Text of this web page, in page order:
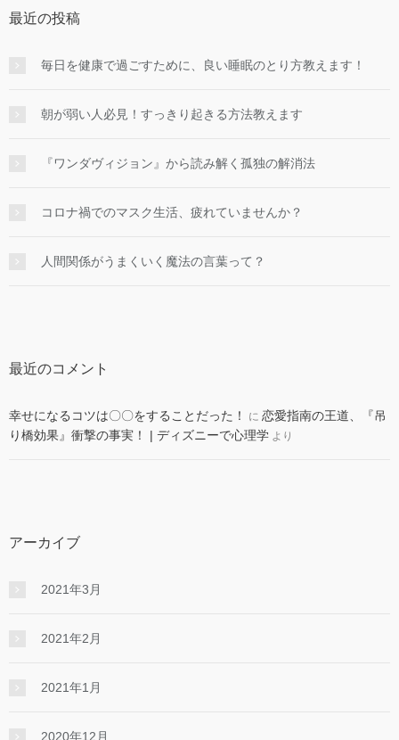
最近の投稿
毎日を健康で過ごすために、良い睡眠のとり方教えます！
朝が弱い人必見！すっきり起きる方法教えます
『ワンダヴィジョン』から読み解く孤独の解消法
コロナ禍でのマスク生活、疲れていませんか？
人間関係がうまくいく魔法の言葉って？
最近のコメント
幸せになるコツは〇〇をすることだった！ に 恋愛指南の王道、『吊
り橋効果』衝撃の事実！ | ディズニーで心理学 より
アーカイブ
2021年3月
2021年2月
2021年1月
2020年12月